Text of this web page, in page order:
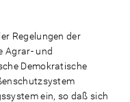
Regelungen der
Agrar- und
Demokratische
ein, so daß sich